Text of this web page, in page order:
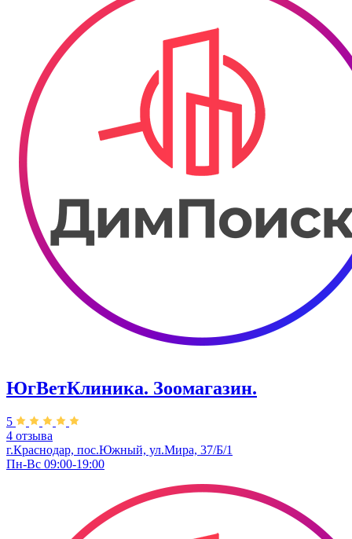
ЮгВетКлиника. Зоомагазин.
5
4 отзыва
г.Краснодар, пос.Южный, ул.Мира, 37/Б/1
Пн-Вс 09:00-19:00